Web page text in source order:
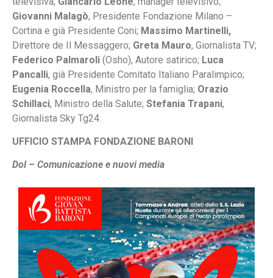
Giovanni Malagò, Presidente Fondazione Milano –
Cortina e già Presidente Coni; Massimo Martinelli,
Direttore de Il Messaggero; Greta Mauro, Giornalista TV;
Federico Palmaroli (Osho), Autore satirico; Luca
Pancalli, già Presidente Comitato Italiano Paralimpico;
Eugenia Roccella, Ministro per la famiglia; Orazio
Schillaci, Ministro della Salute; Stefania Trapani,
Giornalista Sky Tg24.
UFFICIO STAMPA FONDAZIONE BARONI
Dol – Comunicazione e nuovi media